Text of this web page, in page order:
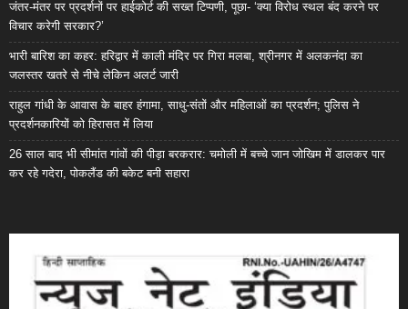
जंतर-मंतर पर प्रदर्शनों पर हाईकोर्ट की सख्त टिप्पणी, पूछा- ‘क्या विरोध स्थल बंद करने पर
विचार करेगी सरकार?’
भारी बारिश का कहर: हरिद्वार में काली मंदिर पर गिरा मलबा, श्रीनगर में अलकनंदा का
जलस्तर खतरे से नीचे लेकिन अलर्ट जारी
राहुल गांधी के आवास के बाहर हंगामा, साधु-संतों और महिलाओं का प्रदर्शन; पुलिस ने
प्रदर्शनकारियों को हिरासत में लिया
26 साल बाद भी सीमांत गांवों की पीड़ा बरकरार: चमोली में बच्चे जान जोखिम में डालकर पार
कर रहे गदेरा, पोकलैंड की बकेट बनी सहारा